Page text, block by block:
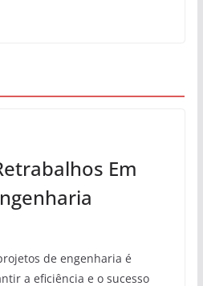
Em
de engenharia é
a eficiência e o sucesso